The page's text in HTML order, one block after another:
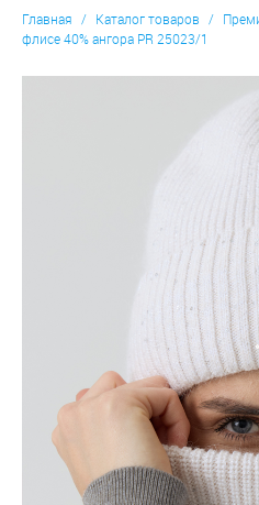
Главная / Каталог товаров /
флисе 40% ангора PR 25023/1